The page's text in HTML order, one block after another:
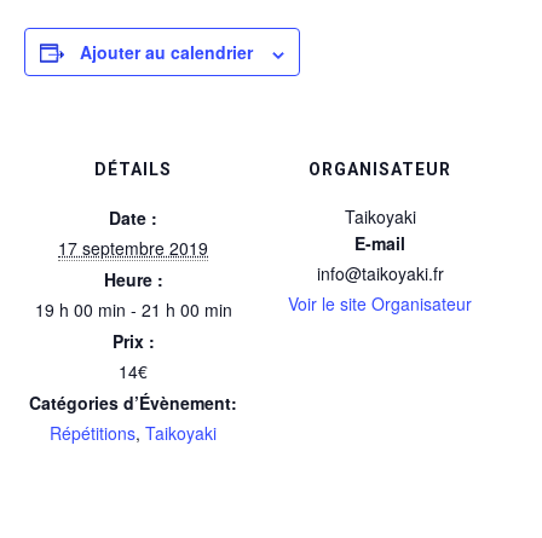
Ajouter au calendrier
DÉTAILS
Date :
17 septembre 2019
Heure :
19 h 00 min - 21 h 00 min
Prix :
14€
Catégories d’Évènement:
Répétitions, Taikoyaki
ORGANISATEUR
Taikoyaki
E-mail
info@taikoyaki.fr
Voir le site Organisateur